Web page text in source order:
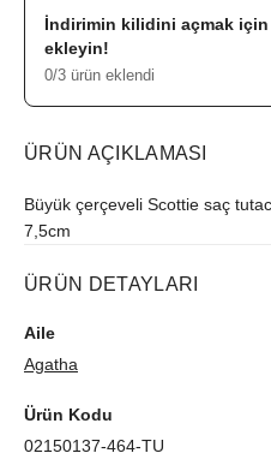
İndirimin kilidini açmak için
ekleyin!
0/3 ürün eklendi
ÜRÜN AÇIKLAMASI
Büyük çerçeveli Scottie saç
7,5cm
ÜRÜN DETAYLARI
Aile
Agatha
Ürün Kodu
02150137-464-TU